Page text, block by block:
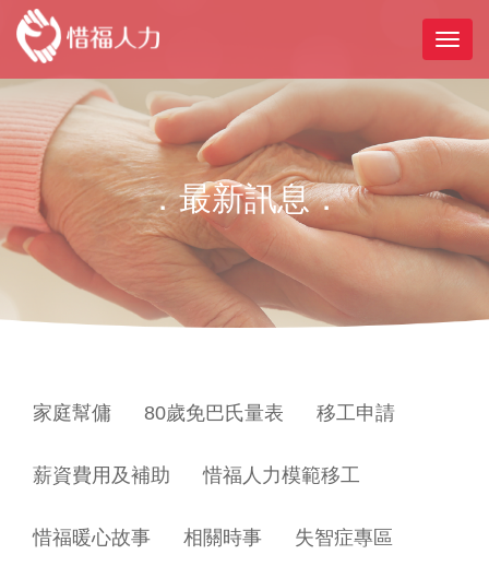
．最新訊息．
家庭幫傭 80歲免巴氏量表 移工申請
薪資費用及補助 惜福人力模範移工
惜福暖心故事 相關時事 失智症專區